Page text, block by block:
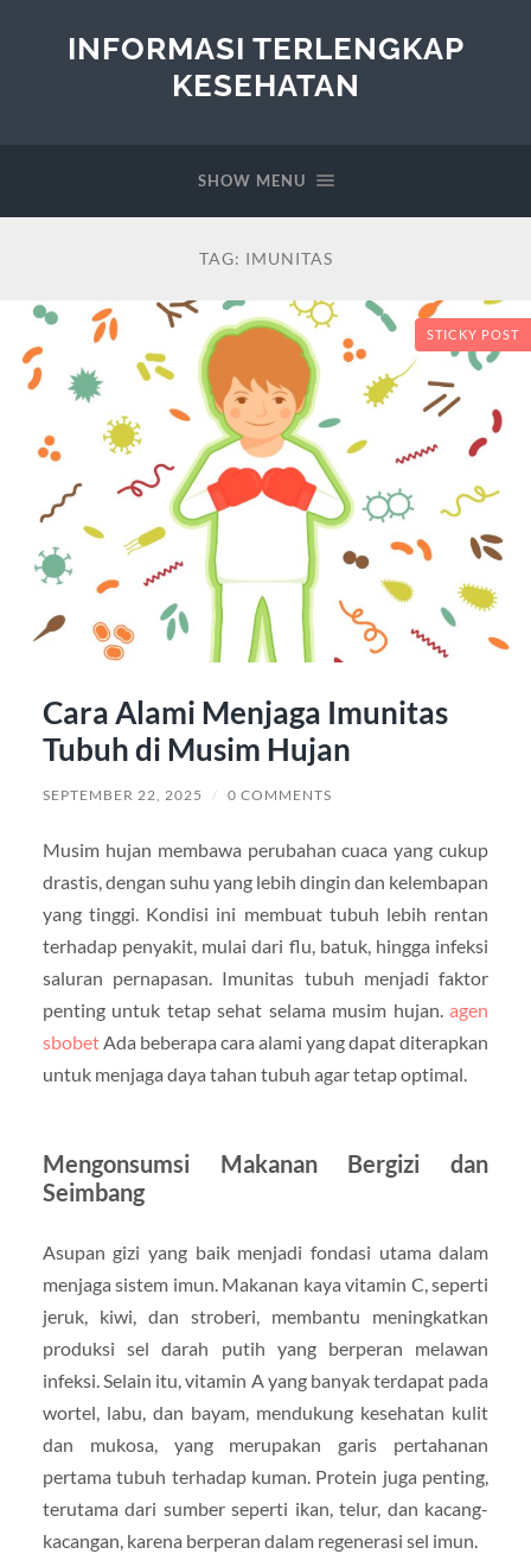
INFORMASI TERLENGKAP
KESEHATAN
SHOW MENU
TAG: IMUNITAS
STICKY POST
Cara Alami Menjaga Imunitas
Tubuh di Musim Hujan
SEPTEMBER 22, 2025 / 0 COMMENTS
Musim hujan membawa perubahan cuaca yang cukup
drastis, dengan suhu yang lebih dingin dan kelembapan
yang tinggi. Kondisi ini membuat tubuh lebih rentan
terhadap penyakit, mulai dari flu, batuk, hingga infeksi
saluran pernapasan. Imunitas tubuh menjadi faktor
penting untuk tetap sehat selama musim hujan.agen
sbobetAda beberapa cara alami yang dapat diterapkan
untuk menjaga daya tahan tubuh agar tetap optimal.
Mengonsumsi Makanan Bergizi dan
Seimbang
Asupan gizi yang baik menjadi fondasi utama dalam
menjaga sistem imun. Makanan kaya vitamin C, seperti
jeruk, kiwi, dan stroberi, membantu meningkatkan
produksi sel darah putih yang berperan melawan
infeksi. Selain itu, vitamin A yang banyak terdapat pada
wortel, labu, dan bayam, mendukung kesehatan kulit
dan mukosa, yang merupakan garis pertahanan
pertama tubuh terhadap kuman. Protein juga penting,
terutama dari sumber seperti ikan, telur, dan kacang-
kacangan, karena berperan dalam regenerasi sel imun.